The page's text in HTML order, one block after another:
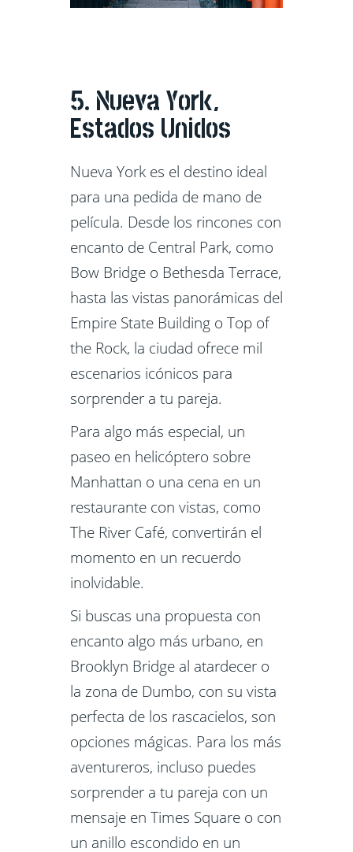
5. Nueva York,
Estados Unidos
Nueva York es el destino ideal
para una pedida de mano de
película. Desde los rincones con
encanto de Central Park, como
Bow Bridge o Bethesda Terrace,
hasta las vistas panorámicas del
Empire State Building o Top of
the Rock, la ciudad ofrece mil
escenarios icónicos para
sorprender a tu pareja.
Para algo más especial, un
paseo en helicóptero sobre
Manhattan o una cena en un
restaurante con vistas, como
The River Café, convertirán el
momento en un recuerdo
inolvidable.
Si buscas una propuesta con
encanto algo más urbano, en
Brooklyn Bridge al atardecer o
la zona de Dumbo, con su vista
perfecta de los rascacielos, son
opciones mágicas. Para los más
aventureros, incluso puedes
sorprender a tu pareja con un
mensaje en Times Square o con
un anillo escondido en un